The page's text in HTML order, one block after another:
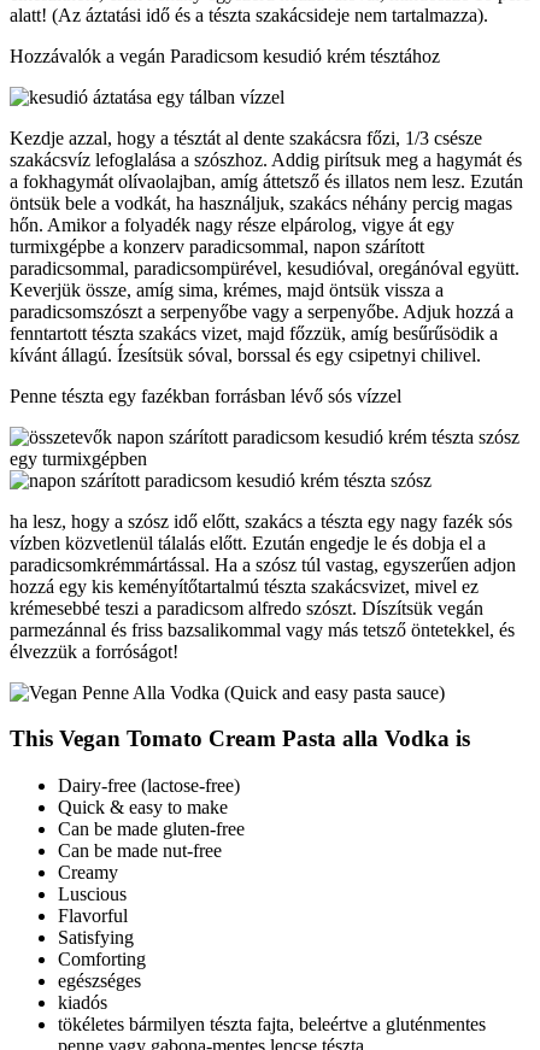
alatt! (Az áztatási idő és a tészta szakácsideje nem tartalmazza).
Hozzávalók a vegán Paradicsom kesudió krém tésztához
Kezdje azzal, hogy a tésztát al dente szakácsra főzi, 1/3 csésze
szakácsvíz lefoglalása a szószhoz. Addig pirítsuk meg a hagymát és
a fokhagymát olívaolajban, amíg áttetsző és illatos nem lesz. Ezután
öntsük bele a vodkát, ha használjuk, szakács néhány percig magas
hőn. Amikor a folyadék nagy része elpárolog, vigye át egy
turmixgépbe a konzerv paradicsommal, napon szárított
paradicsommal, paradicsompürével, kesudióval, oregánóval együtt.
Keverjük össze, amíg sima, krémes, majd öntsük vissza a
paradicsomszószt a serpenyőbe vagy a serpenyőbe. Adjuk hozzá a
fenntartott tészta szakács vizet, majd főzzük, amíg besűrűsödik a
kívánt állagú. Ízesítsük sóval, borssal és egy csipetnyi chilivel.
Penne tészta egy fazékban forrásban lévő sós vízzel
ha lesz, hogy a szósz idő előtt, szakács a tészta egy nagy fazék sós
vízben közvetlenül tálalás előtt. Ezután engedje le és dobja el a
paradicsomkrémmártással. Ha a szósz túl vastag, egyszerűen adjon
hozzá egy kis keményítőtartalmú tészta szakácsvizet, mivel ez
krémesebbé teszi a paradicsom alfredo szószt. Díszítsük vegán
parmezánnal és friss bazsalikommal vagy más tetsző öntetekkel, és
élvezzük a forróságot!
This Vegan Tomato Cream Pasta alla Vodka is
Dairy-free (lactose-free)
Quick & easy to make
Can be made gluten-free
Can be made nut-free
Creamy
Luscious
Flavorful
Satisfying
Comforting
egészséges
kiadós
tökéletes bármilyen tészta fajta, beleértve a gluténmentes
penne vagy gabona-mentes lencse tészta